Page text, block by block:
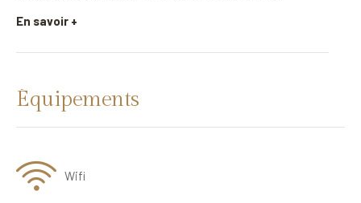
En savoir +
Équipements
Wifi